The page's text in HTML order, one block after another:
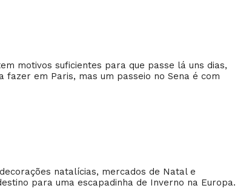
motivos suficientes para que passe lá uns dias,
em Paris, mas um passeio no Sena é com
natalícias, mercados de Natal e
para uma escapadinha de Inverno na Europa.